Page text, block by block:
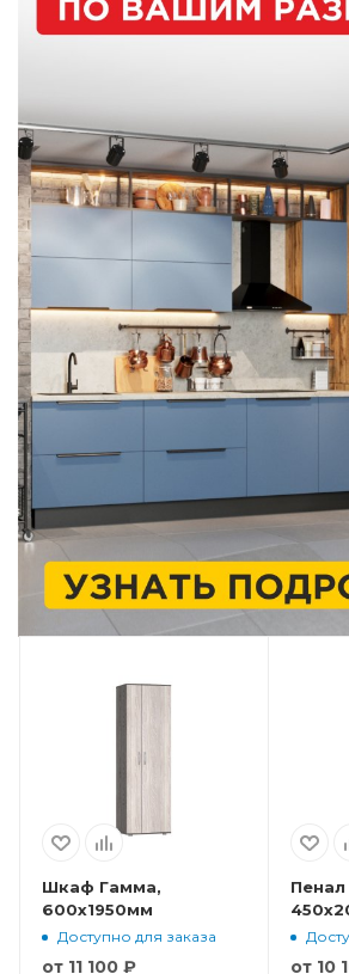
Шкаф Гамма,
600x1950мм
Доступно для заказа
от 11 100 ₽
Пенал
от 10